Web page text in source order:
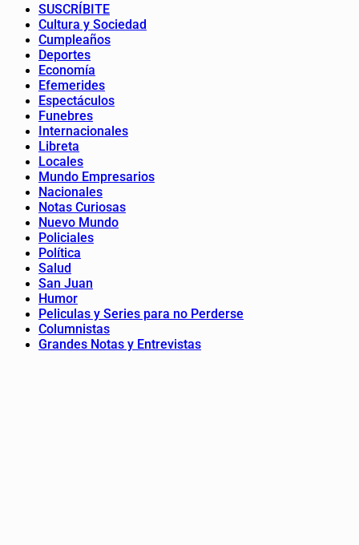
SUSCRÍBITE
Cultura y Sociedad
Cumpleaños
Deportes
Economía
Efemerides
Espectáculos
Funebres
Internacionales
Libreta
Locales
Mundo Empresarios
Nacionales
Notas Curiosas
Nuevo Mundo
Policiales
Política
Salud
San Juan
Humor
Peliculas y Series para no Perderse
Columnistas
Grandes Notas y Entrevistas